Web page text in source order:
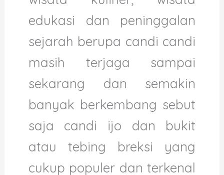
edukasi dan peninggalan
sejarah berupa candi candi
masih terjaga sampai
sekarang dan semakin
banyak berkembang sebut
saja candi ijo dan bukit
atau tebing breksi yang
cukup populer dan terkenal